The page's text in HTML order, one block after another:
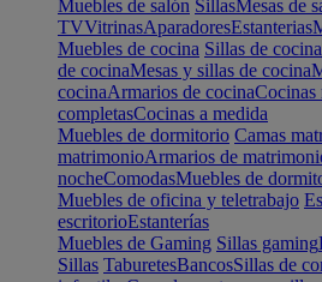
Muebles de salón SillasMesas de
TVVitrinasAparadoresEstanterias
Muebles de cocina Sillas de
de cocinaMesas y sillas de cocina
cocinaArmarios de cocinaCocinas
completasCocinas a medida
Muebles de dormitorio Camas
matrimonioArmarios de
nocheComodasMuebles de
Muebles de oficina y teletrabajo
escritorioEstanterías
Muebles de Gaming Sillas gaming
Sillas TaburetesBancosSillas de